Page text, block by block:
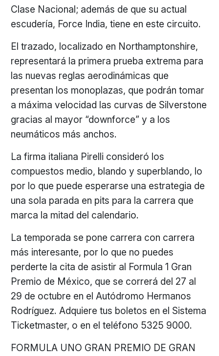
Clase Nacional; además de que su actual
escudería, Force India, tiene en este circuito.
El trazado, localizado en Northamptonshire,
representará la primera prueba extrema para
las nuevas reglas aerodinámicas que
presentan los monoplazas, que podrán tomar
a máxima velocidad las curvas de Silverstone
gracias al mayor “downforce” y a los
neumáticos más anchos.
La firma italiana Pirelli consideró los
compuestos medio, blando y superblando, lo
por lo que puede esperarse una estrategia de
una sola parada en pits para la carrera que
marca la mitad del calendario.
La temporada se pone carrera con carrera
más interesante, por lo que no puedes
perderte la cita de asistir al Formula 1 Gran
Premio de México, que se correrá del 27 al
29 de octubre en el Autódromo Hermanos
Rodríguez. Adquiere tus boletos en el Sistema
Ticketmaster, o en el teléfono 5325 9000.
FORMULA UNO GRAN PREMIO DE GRAN